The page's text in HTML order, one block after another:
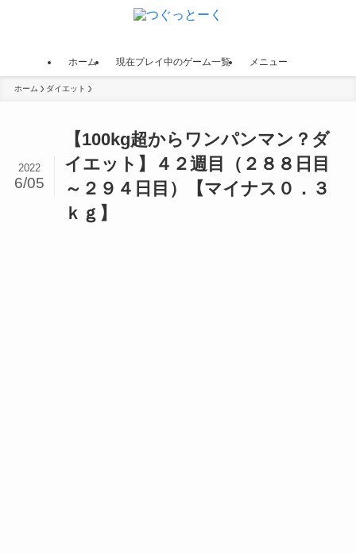
ホーム 現在プレイ中のゲーム一覧 メニュー
ホーム ダイエット
【100kg超からワンパンマン？ダ
イエット】４２週目（２８８日目
～２９４日目）【マイナス０．３
ｋｇ】
2022
6/05